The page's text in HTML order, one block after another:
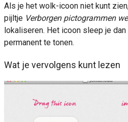
Als je het wolk-icoon niet kunt
pijltje Verborgen pictogrammen
lokaliseren. Het icoon sleep je
permanent te tonen.
Wat je vervolgens kunt lezen